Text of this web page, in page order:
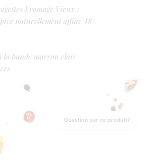
Fromage Vieux :
naturellement affiné 48+
la bande marron clair
Question sur ce produit?